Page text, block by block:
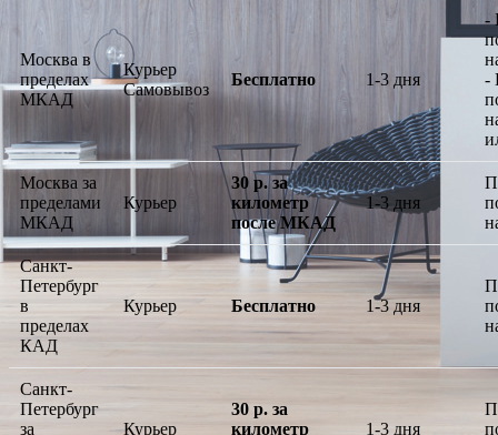
Москва в
пределах
МКАД
Курьер
Самовывоз
Бесплатно 1-3 дня
-
-
Москва за
пределами
МКАД
Курьер
30 р. за
километр
после МКАД
1-3 дня
Санкт-
Петербург
в
пределах
КАД
Курьер Бесплатно 1-3 дня
Санкт-
Петербург
за
Курьер
30 р. за
километр
1-3 дня